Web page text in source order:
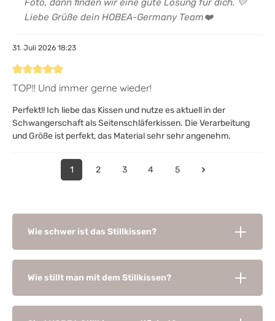
Liebe Grüße dein HOBEA-Germany Team❤️
31. Juli 2026 18:23
Bewertung mit 5 von 5 Sternen
TOP!! Und immer gerne wieder!
Perfekt!! Ich liebe das Kissen und nutze es aktuell in der
Schwangerschaft als Seitenschläferkissen. Die Verarbeitung
und Größe ist perfekt, das Material sehr sehr angenehm.
1 2 3 4 5
Wie schwer ist das Stillkissen?
Wie stillt man mit dem Stillkissen?